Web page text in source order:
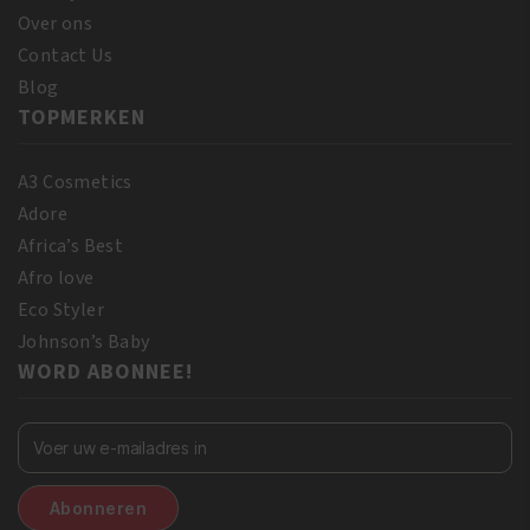
Over ons
Contact Us
Blog
TOPMERKEN
A3 Cosmetics
Adore
Africa’s Best
Afro love
Eco Styler
Johnson’s Baby
WORD ABONNEE!